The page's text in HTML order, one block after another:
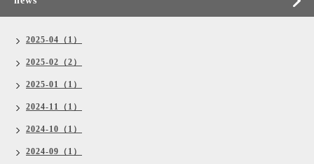
2025-04（1）
2025-02（2）
2025-01（1）
2024-11（1）
2024-10（1）
2024-09（1）